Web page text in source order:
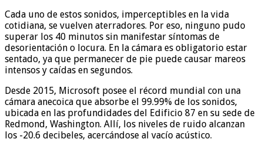
Cada uno de estos sonidos, imperceptibles en la vida
cotidiana, se vuelven aterradores. Por eso, ninguno pudo
superar los 40 minutos sin manifestar síntomas de
desorientación o locura. En la cámara es obligatorio estar
sentado, ya que permanecer de pie puede causar mareos
intensos y caídas en segundos.
Desde 2015, Microsoft posee el récord mundial con una
cámara anecoica que absorbe el 99.99% de los sonidos,
ubicada en las profundidades del Edificio 87 en su sede de
Redmond, Washington. Allí, los niveles de ruido alcanzan
los -20.6 decibeles, acercándose al vacío acústico.